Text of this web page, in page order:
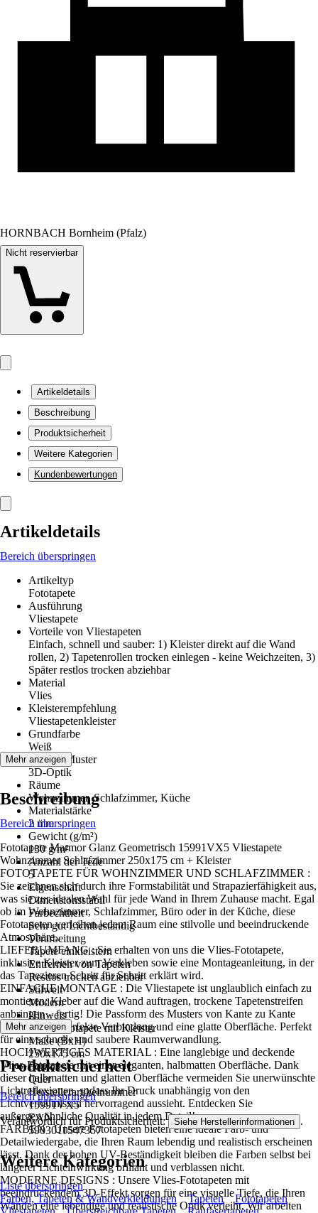
HORNBACH Bornheim (Pfalz)
Nicht reservierbar
Artikeldetails
Beschreibung
Produktsicherheit
Weitere Kategorien
Kundenbewertungen
Artikeldetails
Bereich überspringen
Artikeltyp
Fototapete
Ausführung
Vliestapete
Vorteile von Vliestapeten
Einfach, schnell und sauber: 1) Kleister direkt auf die Wand
rollen, 2) Tapetenrollen trocken einlegen - keine Weichzeiten, 3)
Später restlos trocken abziehbar
Material
Vlies
Kleisterempfehlung
Vliestapetenkleister
Grundfarbe
Weiß
Dekor / Muster
3D-Optik
Räume
Wohnzimmer, Schlafzimmer, Küche
Materialstärke
2 mm
Gewicht (g/m²)
130 g/m²
Anzahl der Teile
5
Eigenschaft
Dimensionsstabil
Farbechtheit
Sehr gut Lichtbeständig
Verarbeitung
Tapete einkleistern
Entfernen von Tapeten
Restlos trocken abziehbar
Stilwelt
Modern
Hinweis
Vlies Fototapete mit Kleister
Maße (BxH)
250x175 cm
Format
Quer
Herstellerartikelnummer
15991VX5
EAN
5903011547357
Mehr anzeigen
Beschreibung
Bereich überspringen
Fototapete Marmor Glanz Geometrisch 15991VX5 Vliestapete
Wohnzimmer Schlafzimmer 250x175 cm + Kleister
FOTOTAPETE FÜR WOHNZIMMER UND SCHLAFZIMMER :
Sie zeichnen sich durch ihre Formstabilität und Strapazierfähigkeit aus,
was sie zur idealen Wahl für jede Wand in Ihrem Zuhause macht. Egal
ob im Wohnzimmer, Schlafzimmer, Büro oder in der Küche, diese
Fototapeten verleihen jedem Raum eine stilvolle und beeindruckende
Atmosphäre..
LIEFERUMFANG : Sie erhalten von uns die Vlies-Fototapete,
inklusive Kleister zum Verkleben sowie eine Montageanleitung, in der
das Tapezieren Schritt für Schritt erklärt wird.
EINFACHE MONTAGE : Die Vliestapete ist unglaublich einfach zu
montieren: Kleber auf die Wand auftragen, trockene Tapetenstreifen
anbringen – fertig! Die Passform des Musters von Kante zu Kante
sorgt für eine perfekte Verbindung und eine glatte Oberfläche. Perfekt
für eine schnelle und saubere Raumverwandlung.
HOCHWERTIGES MATERIAL : Eine langlebige und deckende
Vlies-Fototapete mit einer eleganten, halbmatten Oberfläche. Dank
dieser halbmatten und glatten Oberfläche vermeiden Sie unerwünschte
Lichtreflexionen, sodass Ihr Druck unabhängig von den
Lichtverhältnissen hervorragend aussieht. Entdecken Sie
außergewöhnliche Qualität in jedem Detail!
FARBEN : Unsere Fototapeten bieten eine ideale Farb- und
Detailwiedergabe, die Ihren Raum lebendig und realistisch erscheinen
lässt. Dank der hohen UV-Beständigkeit bleiben die Farben selbst bei
längerer Lichteinwirkung brillant und verblassen nicht.
MODERNE DESIGNS : Unsere Vlies-Fototapeten mit
beeindruckendem 3D-Effekt sorgen für eine visuelle Tiefe, die Ihren
Wänden eine lebendige und realistische Optik verleiht. Wir arbeiten
Mehr anzeigen
Produktsicherheit
Bereich überspringen
Verantwortlich für Produktsicherheit: Siehe Herstellerinformationen .
Weitere Kategorien
Liste überspringen
Farben, Tapeten & Wandverkleidungen
Tapeten
Fototapeten